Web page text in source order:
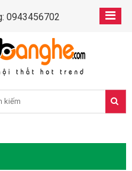
0943456702